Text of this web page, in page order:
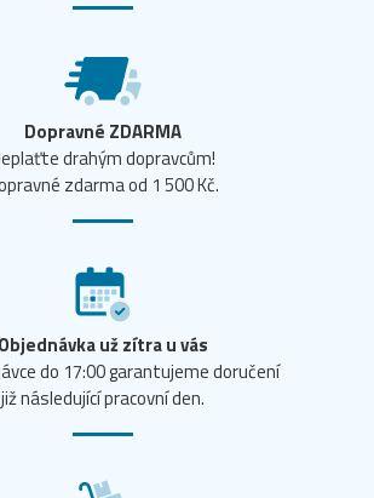
Dopravné ZDARMA
drahým dopravcům!
zdarma od 1 500 Kč.
Objednávka už zítra u vás
do 17:00 garantujeme doručení
již následující pracovní den.